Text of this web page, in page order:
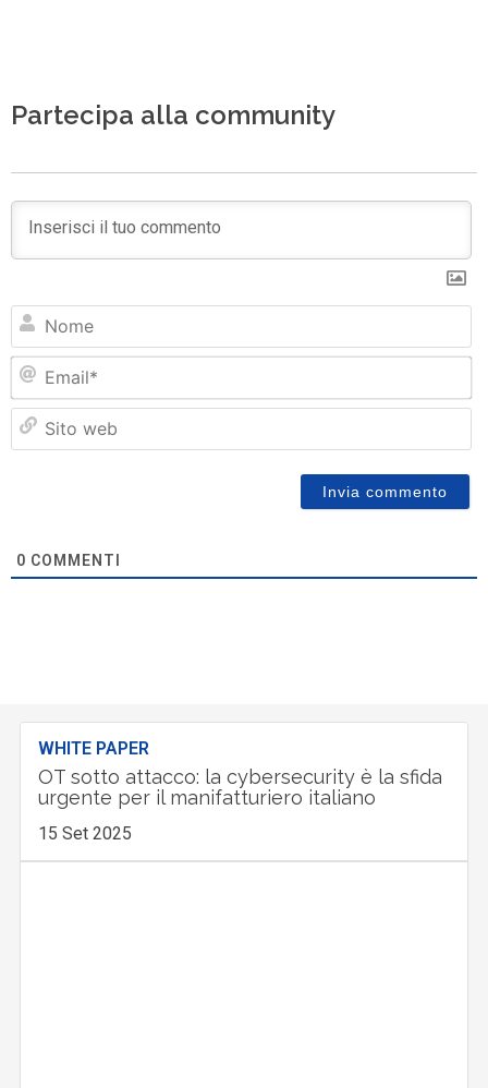
Partecipa alla community
0 COMMENTI
WHITE PAPER
OT sotto attacco: la cybersecurity è la sfida
urgente per il manifatturiero italiano
15 Set 2025